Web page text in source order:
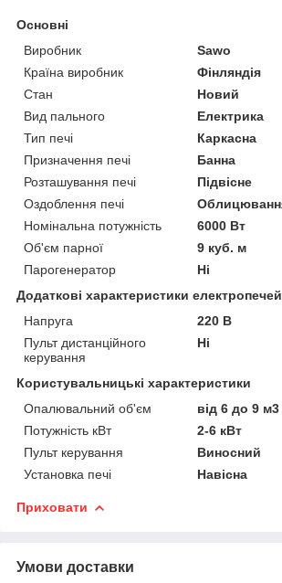
Основні
Виробник
Sawo
Країна виробник
Фінляндія
Стан
Новий
Вид пального
Електрика
Тип печі
Каркасна
Призначення печі
Банна
Розташування печі
Підвісне
Оздоблення печі
Номінальна потужність
6000 Вт
Об'єм парної
9 куб. м
Парогенератор
Ні
Додаткові характеристики електропечей
Напруга
220 В
Пульт дистанційного
керування
Ні
Користувальницькі характеристики
Опалювальний об'єм
від 6 до 9 м3
Потужність кВт
2-6 кВт
Пульт керування
Виносний
Установка печі
Навісна
Приховати
Умови доставки